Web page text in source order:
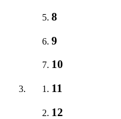
8
9
10
11
12